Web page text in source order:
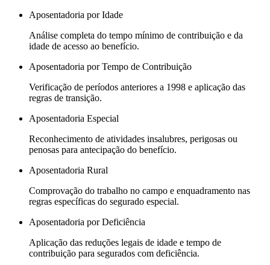
Aposentadoria por Idade
Análise completa do tempo mínimo de contribuição e da
idade de acesso ao benefício.
Aposentadoria por Tempo de Contribuição
Verificação de períodos anteriores a 1998 e aplicação das
regras de transição.
Aposentadoria Especial
Reconhecimento de atividades insalubres, perigosas ou
penosas para antecipação do benefício.
Aposentadoria Rural
Comprovação do trabalho no campo e enquadramento nas
regras específicas do segurado especial.
Aposentadoria por Deficiência
Aplicação das reduções legais de idade e tempo de
contribuição para segurados com deficiência.